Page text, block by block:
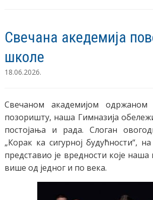
Свечана акедемија
школе
18.06.2026.
Свечаном академијом
позоришту, наша Гимназија
постојања и рада. Слоган
„Корак ка сигурној будућности“,
представио је вредности које наша
више од једног и по века.